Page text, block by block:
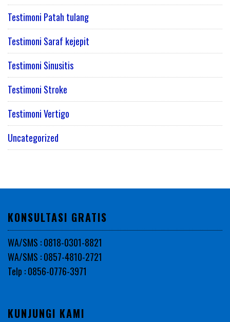
Testimoni Patah tulang
Testimoni Saraf kejepit
Testimoni Sinusitis
Testimoni Stroke
Testimoni Vertigo
Uncategorized
KONSULTASI GRATIS
WA/SMS : 0818-0301-8821
WA/SMS : 0857-4810-2721
Telp : 0856-0776-3971
KUNJUNGI KAMI